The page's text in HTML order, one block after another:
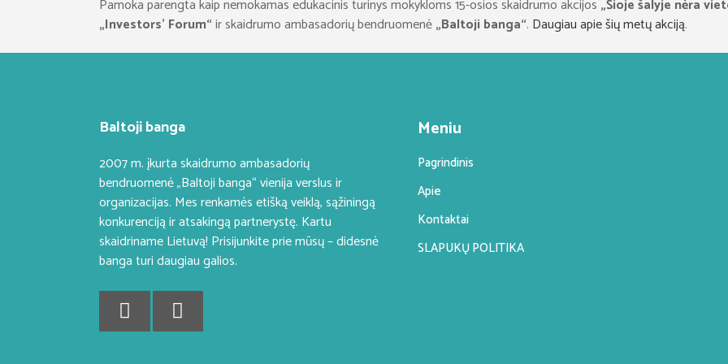
Pamoka parengta kaip nemokamas edukacinis turinys mokykloms 15-osios skaidrumo akcijos „Šioje šalyje nėra
„Investors’ Forum“ir skaidrumo ambasadorių bendruomenė„Baltoji banga“. Daugiau apie šių metų akciją.
Baltoji banga
2007 m. įkurta skaidrumo ambasadorių
bendruomenė „Baltoji banga“ vienija verslus ir
organizacijas. Mes renkamės etišką veiklą, sąžiningą
konkurenciją ir atsakingą partnerystę. Kartu
skaidriname Lietuvą! Prisijunkite prie mūsų – didesnė
banga turi daugiau galios.
Meniu
Pagrindinis
Apie
Kontaktai
SLAPUKŲ POLITIKA